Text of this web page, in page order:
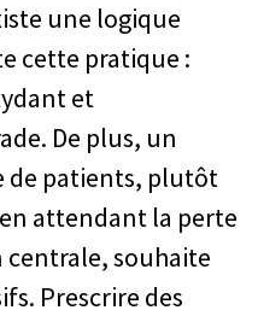
une logique
cette pratique :
et
De plus, un
de patients, plutôt
attendant la perte
souhaite
Prescrire des